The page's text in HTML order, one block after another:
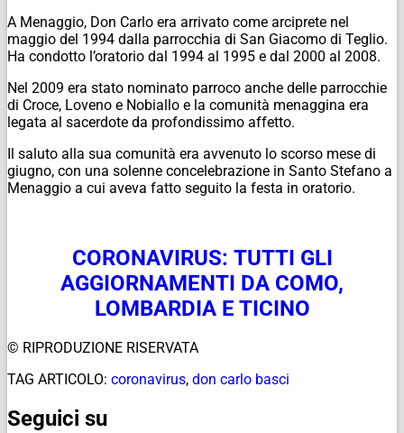
A Menaggio, Don Carlo era arrivato come arciprete nel
maggio del 1994 dalla parrocchia di San Giacomo di Teglio.
Ha condotto l’oratorio dal 1994 al 1995 e dal 2000 al 2008.
Nel 2009 era stato nominato parroco anche delle parrocchie
di Croce, Loveno e Nobiallo e la comunità menaggina era
legata al sacerdote da profondissimo affetto.
Il saluto alla sua comunità era avvenuto lo scorso mese di
giugno, con una solenne concelebrazione in Santo Stefano a
Menaggio a cui aveva fatto seguito la festa in oratorio.
CORONAVIRUS: TUTTI GLI
AGGIORNAMENTI DA COMO,
LOMBARDIA E TICINO
© RIPRODUZIONE RISERVATA
TAG ARTICOLO: coronavirus, don carlo basci
Seguici su